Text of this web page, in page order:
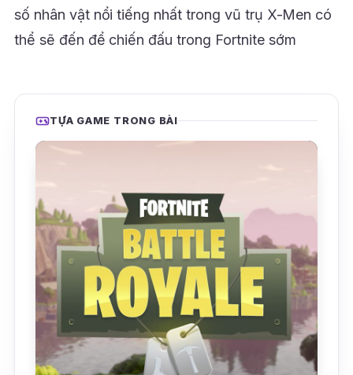
số nhân vật nổi tiếng nhất trong vũ trụ X-Men có
thể sẽ đến để chiến đấu trong Fortnite sớm
TỰA GAME TRONG BÀI